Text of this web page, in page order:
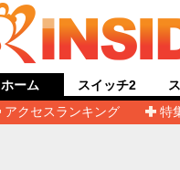
ホーム
アクセスランキング
特
スイッチ2